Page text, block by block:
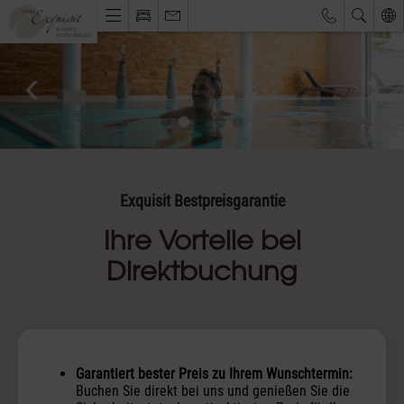
Webcams & Wetterbericht Eventkalender
Hotel & Ruhepol
Das Exquisit-Team
Bilder & Impressionen
Hotelbewertungen
Zimmer & Angebote
Inklusivleistungen
Allgäu Walser Pass Premium
Exquisit Bestpreisgarantie
Ihre Vorteile bei
Direktbuchung
Garantiert bester Preis zu Ihrem Wunschtermin:
Buchen Sie direkt bei uns und genießen Sie die